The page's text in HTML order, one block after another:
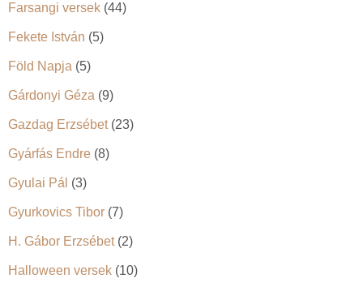
Farsangi versek (44)
Fekete István (5)
Föld Napja (5)
Gárdonyi Géza (9)
Gazdag Erzsébet(23)
Gyárfás Endre (8)
Gyulai Pál (3)
Gyurkovics Tibor (7)
H. Gábor Erzsébet(2)
Halloween versek (10)